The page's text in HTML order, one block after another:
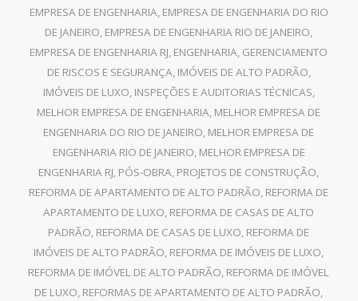
EMPRESA DE ENGENHARIA, EMPRESA DE ENGENHARIA DO RIO
DE JANEIRO, EMPRESA DE ENGENHARIA RIO DE JANEIRO,
EMPRESA DE ENGENHARIA RJ, ENGENHARIA, GERENCIAMENTO
DE RISCOS E SEGURANÇA, IMÓVEIS DE ALTO PADRÃO,
IMÓVEIS DE LUXO, INSPEÇÕES E AUDITORIAS TÉCNICAS,
MELHOR EMPRESA DE ENGENHARIA, MELHOR EMPRESA DE
ENGENHARIA DO RIO DE JANEIRO, MELHOR EMPRESA DE
ENGENHARIA RIO DE JANEIRO, MELHOR EMPRESA DE
ENGENHARIA RJ, PÓS-OBRA, PROJETOS DE CONSTRUÇÃO,
REFORMA DE APARTAMENTO DE ALTO PADRÃO, REFORMA DE
APARTAMENTO DE LUXO, REFORMA DE CASAS DE ALTO
PADRÃO, REFORMA DE CASAS DE LUXO, REFORMA DE
IMÓVEIS DE ALTO PADRÃO, REFORMA DE IMÓVEIS DE LUXO,
REFORMA DE IMÓVEL DE ALTO PADRÃO, REFORMA DE IMÓVEL
DE LUXO, REFORMAS DE APARTAMENTO DE ALTO PADRÃO,